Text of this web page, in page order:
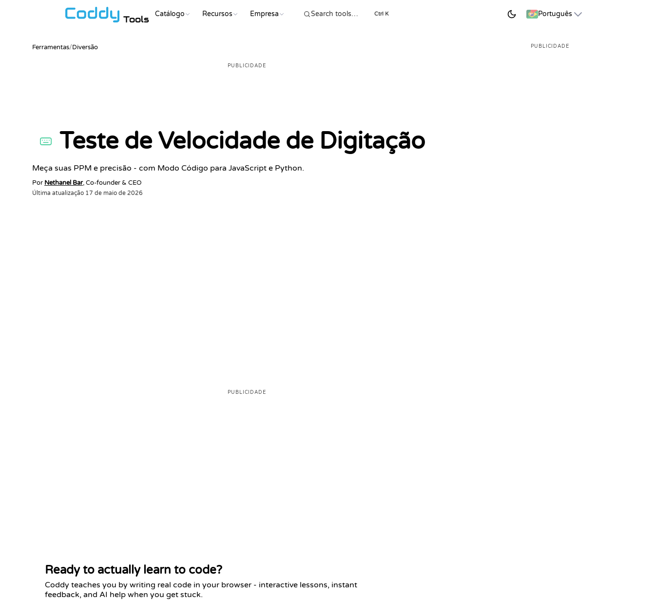
Tools Catálogo Recursos Empresa Ctrl K Português
Ferramentas/Diversão
PUBLICIDADE
Teste de Velocidade de Digitação
Meça suas PPM e precisão - com Modo Código para JavaScript e Python.
Por Nethanel Bar, Co-founder & CEO
Última atualização 17 de maio de 2026
PUBLICIDADE
Ready to actually learn to code?
Coddy teaches you by writing real code in your browser - interactive lessons, instant
feedback, and AI help when you get stuck.
PUBLICIDADE